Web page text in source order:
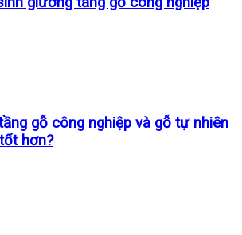
gỗ công nghiệp và gỗ tự nhiên
hơn?